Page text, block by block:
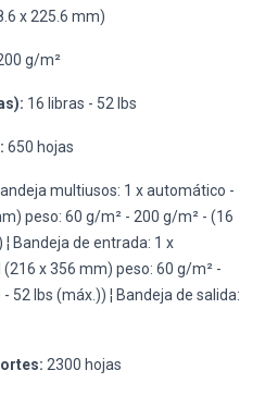
x 225.6 mm)
g/m²
16 libras - 52 lbs
650 hojas
multiusos: 1 x automático -
peso: 60 g/m² - 200 g/m² - (16
Bandeja de entrada: 1 x
x 356 mm) peso: 60 g/m² -
52 lbs (máx.)) ¦ Bandeja de salida:
2300 hojas